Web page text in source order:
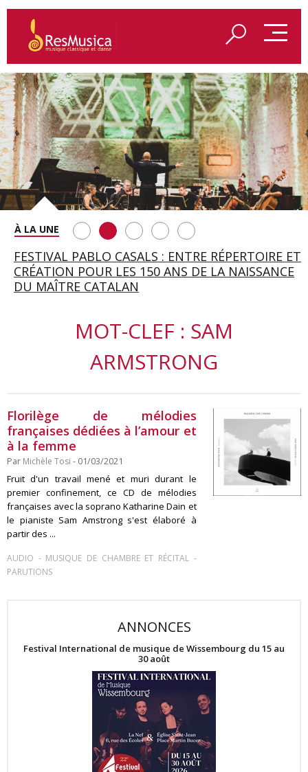
SAINT FRANÇOIS D’ASSISE À SALZBOURG, UNE
SOIRÉE IMMENSE PORTÉE PAR ROMEO
CASTELLUCCI ET MAXIME PASCAL
FESTIVAL PABLO CASALS : ENTRE RÉPERTOIRE ET
CRÉATION POUR LES 150 ANS DE LA NAISSANCE
DU MAÎTRE CATALAN
A BAYREUTH, LE 150E ANNIVERSAIRE DU RING
WAGNÉRIEN GÉNÉRÉ PAR L’IA
BETSY JOLAS FÊTE SON CENTIÈME
ANNIVERSAIRE
GEORGE BENJAMIN : « MES PARENTS AVAIENT
CETTE EXIGENCE DE L’OBJET CISELÉ »
MOT-CLEF : SAM
ARMSTRONG
Florilège de mélodies
françaises dédiées à l’amour et
à la femme
Par Michèle Tosi - 01/03/2021
Fruit d'un travail mené et muri durant le
premier confinement, ce CD de mélodies
françaises avec la soprano Katharine Dain et
le pianiste Sam Amstrong s'est élaboré à
partir des ...
AUDIO - MUSIQUE DE CHAMBRE ET RÉCITAL-
PARUTIONS
ANNONCES
Festival International de musique de Wissembourg du 15 au
30 août